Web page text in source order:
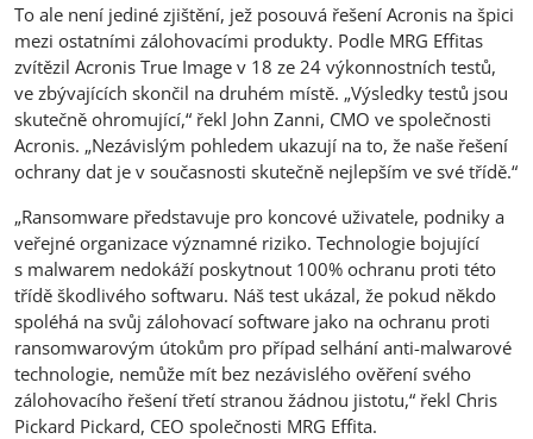
To ale není jediné zjištění, jež posouvá řešení Acronis na špici
mezi ostatními zálohovacími produkty. Podle MRG Effitas
zvítězil Acronis True Image v 18 ze 24 výkonnostních testů,
ve zbývajících skončil na druhém místě. „Výsledky testů jsou
skutečně ohromující,“ řekl John Zanni, CMO ve společnosti
Acronis. „Nezávislým pohledem ukazují na to, že naše řešení
ochrany dat je v současnosti skutečně nejlepším ve své třídě.“
„Ransomware představuje pro koncové uživatele, podniky a
veřejné organizace významné riziko. Technologie bojující
s malwarem nedokáží poskytnout 100% ochranu proti této
třídě škodlivého softwaru. Náš test ukázal, že pokud někdo
spoléhá na svůj zálohovací software jako na ochranu proti
ransomwarovým útokům pro případ selhání anti-malwarové
technologie, nemůže mít bez nezávislého ověření svého
zálohovacího řešení třetí stranou žádnou jistotu,“ řekl Chris
Pickard Pickard, CEO společnosti MRG Effita.